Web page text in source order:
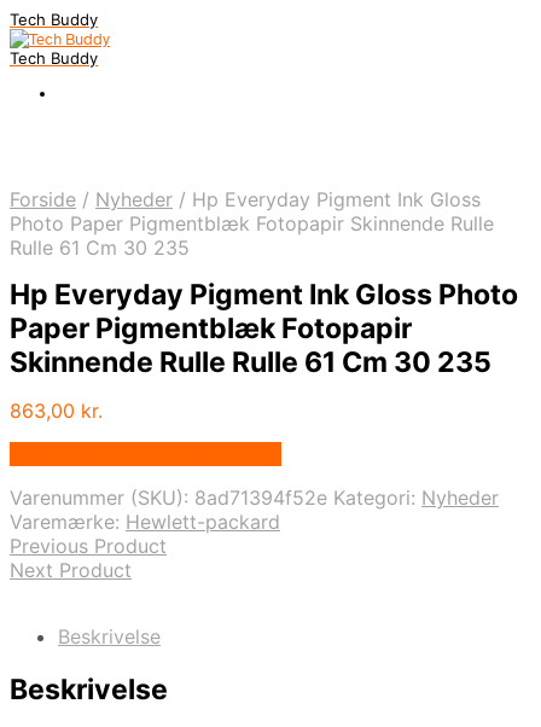
Tech Buddy
Tech Buddy
Forside / Nyheder / Hp Everyday Pigment Ink Gloss
Photo Paper Pigmentblæk Fotopapir Skinnende Rulle
Rulle 61 Cm 30 235
Hp Everyday Pigment Ink Gloss Photo
Paper Pigmentblæk Fotopapir
Skinnende Rulle Rulle 61 Cm 30 235
863,00 kr.
Varenummer (SKU): 8ad71394f52e Kategori: Nyheder
Varemærke: Hewlett-packard
Previous Product
Next Product
Beskrivelse
Beskrivelse